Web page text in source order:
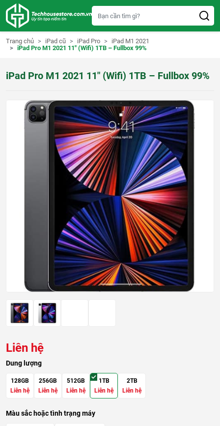
Trang chủ iPad cũ iPad Pro
iPad M1 2021
iPad Pro M1 2021 11″ (Wifi) 1TB – Fullbox 99%
iPad Pro M1 2021 11″ (Wifi) 1TB – Fullbox 99%
Liên hệ
Dung lượng
128GB
Liên hệ
256GB
Liên hệ
512GB
Liên hệ
1TB
Liên hệ
2TB
Liên hệ
Màu sắc hoặc tình trạng máy